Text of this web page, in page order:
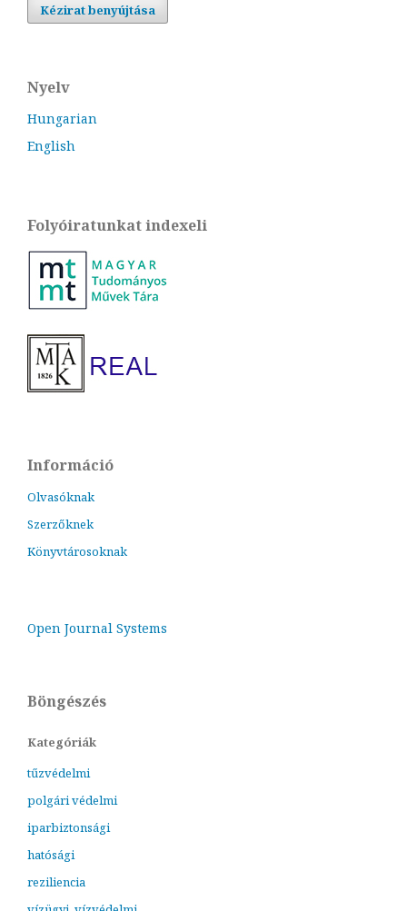
Kézirat benyújtása
Nyelv
Hungarian
English
Folyóiratunkat indexeli
Információ
Olvasóknak
Szerzőknek
Könyvtárosoknak
Open Journal Systems
Böngészés
Kategóriák
tűzvédelmi
polgári védelmi
iparbiztonsági
hatósági
reziliencia